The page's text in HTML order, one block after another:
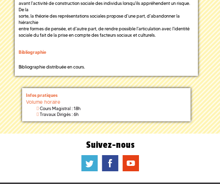
avant l'activité de construction sociale des individus lorsqu'ils appréhendent un risque.
De la
sorte, la théorie des représentations sociales propose d'une part, d'abandonner la
hiérarchie
entre formes de pensée, et d'autre part, de rendre possible l'articulation avec l'identité
sociale du fait de la prise en compte des facteurs sociaux et culturels.
Bibliographie
Bibliographie distribuée en cours.
Infos pratiques
Volume horaire
Cours Magistral : 18h
Travaux Dirigés : 6h
Suivez-nous
a b f